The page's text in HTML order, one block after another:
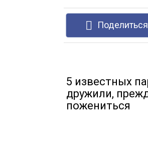
5 известных
дружили,
пожениться